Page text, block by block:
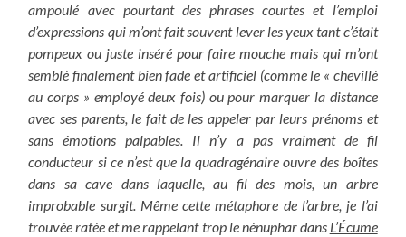
ampoulé avec pourtant des phrases courtes et l’emploi
d’expressions qui m’ont fait souvent lever les yeux tant c’était
pompeux ou juste inséré pour faire mouche mais qui m’ont
semblé finalement bien fade et artificiel (comme le « chevillé
au corps » employé deux fois) ou pour marquer la distance
avec ses parents, le fait de les appeler par leurs prénoms et
sans émotions palpables. Il n’y a pas vraiment de fil
conducteur si ce n’est que la quadragénaire ouvre des boîtes
dans sa cave dans laquelle, au fil des mois, un arbre
improbable surgit. Même cette métaphore de l’arbre, je l’ai
trouvée ratée et me rappelant trop le nénuphar dans L’Écume